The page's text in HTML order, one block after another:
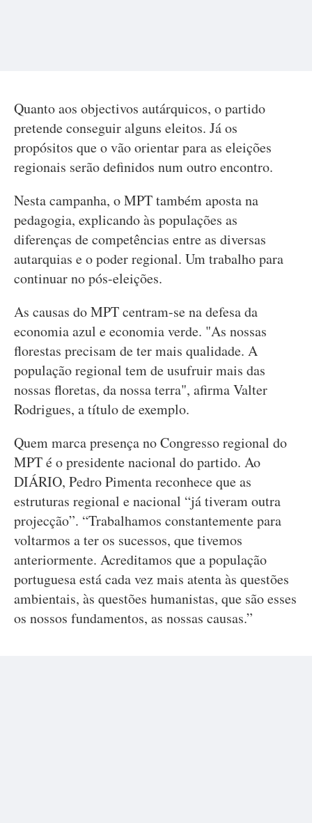
Quanto aos objectivos autárquicos, o partido
pretende conseguir alguns eleitos. Já os
propósitos que o vão orientar para as eleições
regionais serão definidos num outro encontro.
Nesta campanha, o MPT também aposta na
pedagogia, explicando às populações as
diferenças de competências entre as diversas
autarquias e o poder regional. Um trabalho para
continuar no pós-eleições.
As causas do MPT centram-se na defesa da
economia azul e economia verde. "As nossas
florestas precisam de ter mais qualidade. A
população regional tem de usufruir mais das
nossas floretas, da nossa terra", afirma Valter
Rodrigues, a título de exemplo.
Quem marca presença no Congresso regional do
MPT é o presidente nacional do partido. Ao
DIÁRIO, Pedro Pimenta reconhece que as
estruturas regional e nacional “já tiveram outra
projecção”. “Trabalhamos constantemente para
voltarmos a ter os sucessos, que tivemos
anteriormente. Acreditamos que a população
portuguesa está cada vez mais atenta às questões
ambientais, às questões humanistas, que são esses
os nossos fundamentos, as nossas causas.”